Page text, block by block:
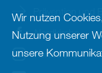
Prävention und
Nordkirche
nordkirche
Wir nutzen
Nutzung unserer
unsere